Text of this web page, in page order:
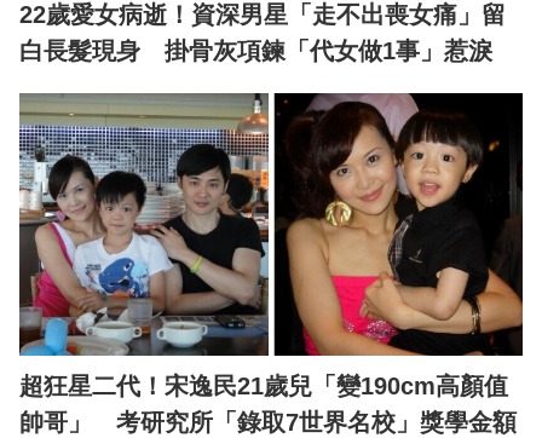
22歲愛女病逝！資深男星「走不出喪女痛」留
白長髮現身 掛骨灰項鍊「代女做1事」惹淚
超狂星二代！宋逸民21歲兒「變190cm高顏值
帥哥」 考研究所「錄取7世界名校」獎學金額